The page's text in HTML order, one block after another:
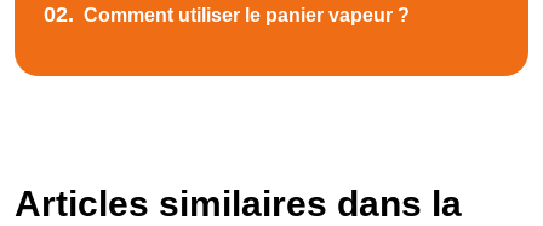
02. Comment utiliser le panier vapeur ?
Articles similaires dans la